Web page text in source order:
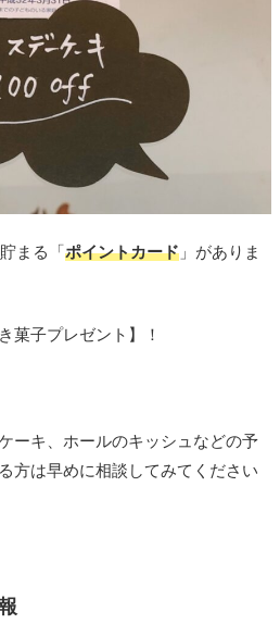
まる「 ポイントカード 」がありま
菓子プレゼント】！
ーキ、ホールのキッシュなどの予
方は早めに相談してみてください